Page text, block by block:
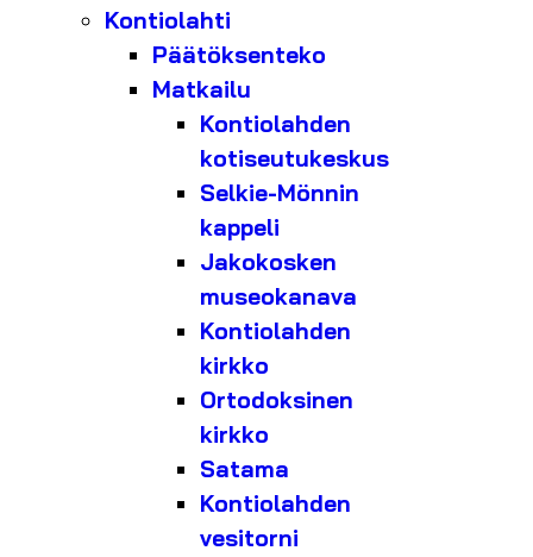
Kontiolahti
Päätöksenteko
Matkailu
Kontiolahden
kotiseutukeskus
Selkie-Mönnin
kappeli
Jakokosken
museokanava
Kontiolahden
kirkko
Ortodoksinen
kirkko
Satama
Kontiolahden
vesitorni